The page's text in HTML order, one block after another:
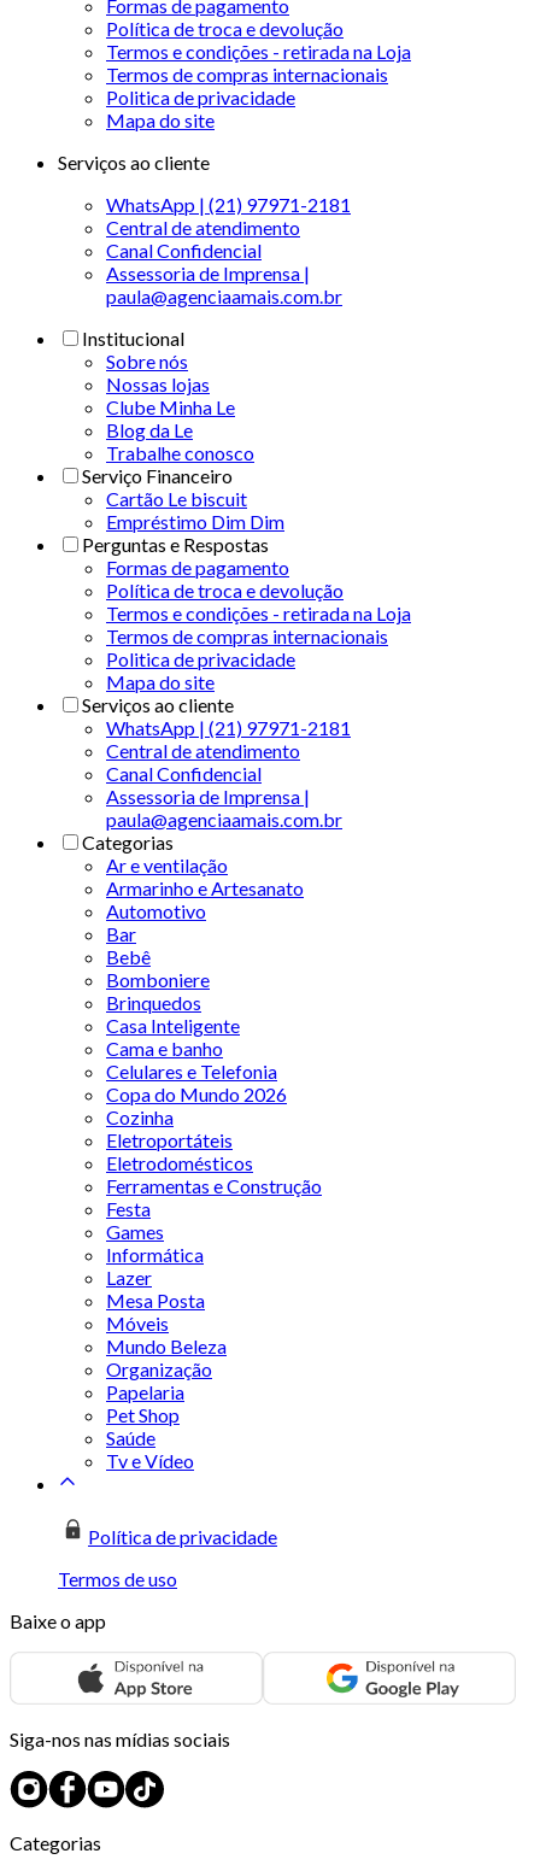
Formas de pagamento
Política de troca e devolução
Termos e condições - retirada na Loja
Termos de compras internacionais
Politica de privacidade
Mapa do site
Serviços ao cliente
WhatsApp | (21) 97971-2181
Central de atendimento
Canal Confidencial
Assessoria de Imprensa |
paula@agenciaamais.com.br
Institucional
Sobre nós
Nossas lojas
Clube Minha Le
Blog da Le
Trabalhe conosco
Serviço Financeiro
Cartão Le biscuit
Empréstimo Dim Dim
Perguntas e Respostas
Formas de pagamento
Política de troca e devolução
Termos e condições - retirada na Loja
Termos de compras internacionais
Politica de privacidade
Mapa do site
Serviços ao cliente
WhatsApp | (21) 97971-2181
Central de atendimento
Canal Confidencial
Assessoria de Imprensa |
paula@agenciaamais.com.br
Categorias
Ar e ventilação
Armarinho e Artesanato
Automotivo
Bar
Bebê
Bomboniere
Brinquedos
Casa Inteligente
Cama e banho
Celulares e Telefonia
Copa do Mundo 2026
Cozinha
Eletroportáteis
Eletrodomésticos
Ferramentas e Construção
Festa
Games
Informática
Lazer
Mesa Posta
Móveis
Mundo Beleza
Organização
Papelaria
Pet Shop
Saúde
Tv e Vídeo
Política de privacidade
Termos de uso
Baixe o app
Siga-nos nas mídias sociais
Categorias